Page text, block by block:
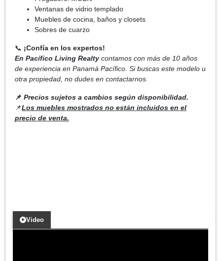
Ventanas de vidrio templado
Muebles de cocina, baños y closets
Sobres de cuarzo
📞 ¡Confía en los expertos!
En Pacífico Living Realty contamos con más de 10 años
de experiencia en Panamá Pacífico. Si buscas este modelo u
otra propiedad, no dudes en contactarnos.
📌 Precios sujetos a cambios según disponibilidad.
📌Los muebles mostrados no están incluidos en el
precio de venta.
Video